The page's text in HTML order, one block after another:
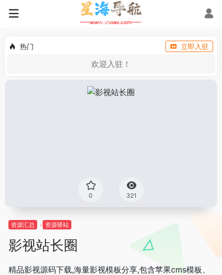
热门 立即入驻
欢迎入驻！
0 321
资源汇总 资源驿站
影视站长圈
精品影视源码下载,海量影视模板分享,包含苹果cms模板、